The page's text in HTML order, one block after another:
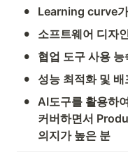
• Learning curve
• 소프트웨어 디자
• 협업 도구 사용
• 성능 최적화 및
•
AI도구를 활용하
커버하면서
의지가 높은 분